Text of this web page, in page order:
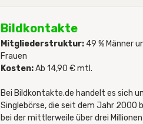
Bildkontakte
Mitgliederstruktur: 49 % Männer
Frauen
Kosten:Ab 14,90 € mtl.
Bei Bildkontakte.de handelt es sich
Singlebörse, die seit dem Jahr 2000
bei der mittlerweile über drei